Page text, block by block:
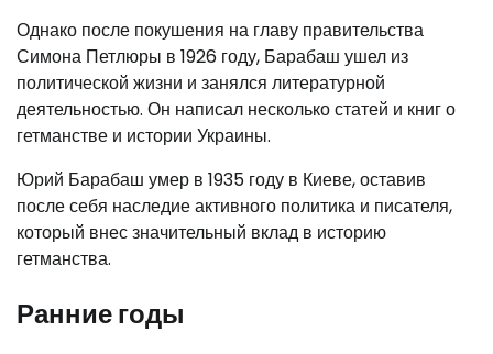
Однако после покушения на главу правительства
Симона Петлюры в 1926 году, Барабаш ушел из
политической жизни и занялся литературной
деятельностью. Он написал несколько статей и книг о
гетманстве и истории Украины.
Юрий Барабаш умер в 1935 году в Киеве, оставив
после себя наследие активного политика и писателя,
который внес значительный вклад в историю
гетманства.
Ранние годы